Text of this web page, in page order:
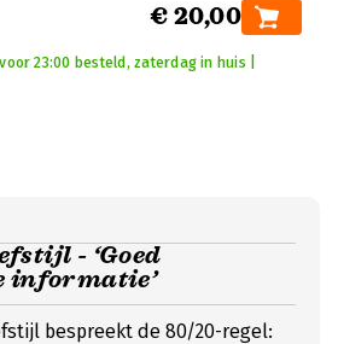
€ 20,00
23:00 besteld, zaterdag in huis |
- ‘Goed
informatie’
bespreekt de 80/20-regel: